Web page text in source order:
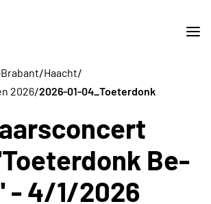
/Haacht/
2026/2026-01-04_Toeterdonk
Be-
- 4/1/2026